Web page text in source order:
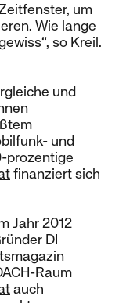
um
Wie lange
so Kreil.
und
und
prozentige
finanziert sich
Jahr 2012
DI
Raum
auch